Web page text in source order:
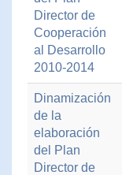
Director de
Cooperación
al Desarrollo
2010-2014
Dinamización
de la
elaboración
del Plan
Director de